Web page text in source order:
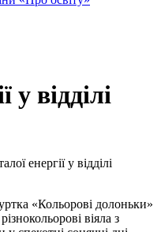
у відділі
енергії у відділі
«Кольорові долоньки»
віяла з